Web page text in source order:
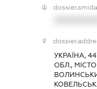
УКРАЇНА,
ОБЛ.,